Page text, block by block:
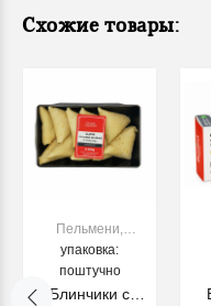
Схожие товары:
Пельмени,
вареники,
папанаси
упаковка:
поштучно
Блинчики с